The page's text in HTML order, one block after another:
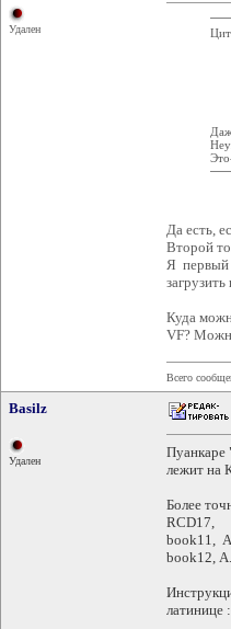
Удален
Да есть,
Второй
Я первый
Куда
VF?
Всего
Basilz
Удален
лежит на
Более
RCD17,
book11,
book12,
латинице